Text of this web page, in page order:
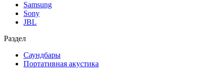
Samsung
Sony
JBL
Раздел
Саундбары
Портативная акустика